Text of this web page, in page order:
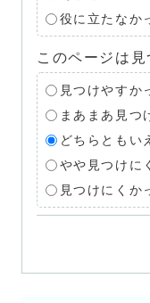
役に立たなか
このページは
見つけやすか
まあまあ見つ
どちらともい
やや見つけに
見つけにくか